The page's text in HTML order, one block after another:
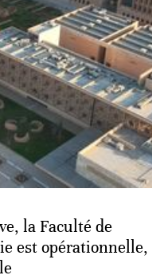
la Faculté de
est opérationnelle,